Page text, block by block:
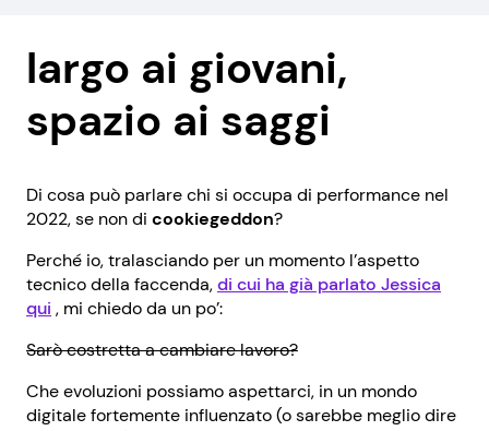
largo ai giovani,
spazio ai saggi
Di cosa può parlare chi si occupa di performance nel
2022, se non di cookiegeddon?
Perché io, tralasciando per un momento l’aspetto
tecnico della faccenda,di cui ha già parlato Jessica
qui , mi chiedo da un po’:
Sarò costretta a cambiare lavoro?
Che evoluzioni possiamo aspettarci, in un mondo
digitale fortemente influenzato (o sarebbe meglio dire